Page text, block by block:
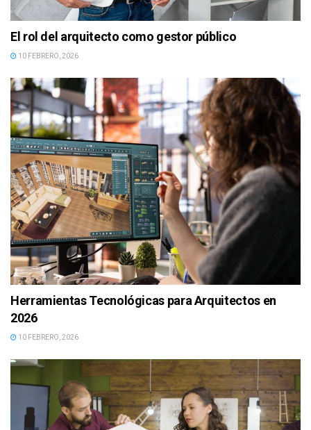
El rol del arquitecto como gestor público
10 FEBRERO, 2026
Herramientas Tecnológicas para Arquitectos en
2026
10 FEBRERO, 2026